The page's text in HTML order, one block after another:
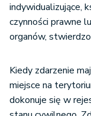
indywidualizujące,
czynności prawne
organów,
Kiedy zdarzenie
miejsce na
dokonuje się w